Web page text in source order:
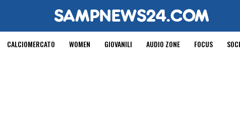
CALCIOMERCATO WOMEN GIOVANILI AUDIO ZONE FOCUS